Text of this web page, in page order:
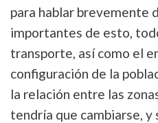
para hablar brevemente
importantes de esto,
transporte, así como el
configuración de la
la relación entre las
tendría que cambiarse, y